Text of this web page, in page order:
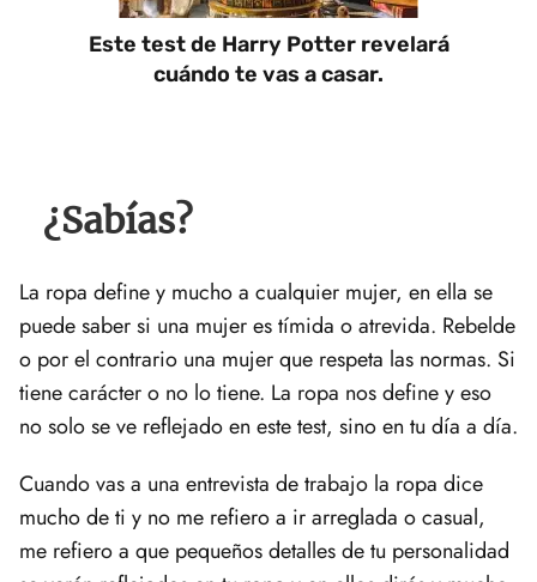
Este test de Harry Potter revelará
cuándo te vas a casar.
¿Sabías?
La ropa define y mucho a cualquier mujer, en ella se
puede saber si una mujer es tímida o atrevida. Rebelde
o por el contrario una mujer que respeta las normas. Si
tiene carácter o no lo tiene. La ropa nos define y eso
no solo se ve reflejado en este test, sino en tu día a día.
Cuando vas a una entrevista de trabajo la ropa dice
mucho de ti y no me refiero a ir arreglada o casual,
me refiero a que pequeños detalles de tu personalidad